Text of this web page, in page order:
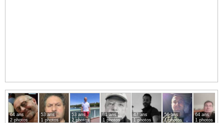
64 ans
2 photos
53 ans
1 photos
53 ans
2 photos
81 ans
1 photos
47 ans
1 photos
56 ans
1 photos
64 ans
1 photos